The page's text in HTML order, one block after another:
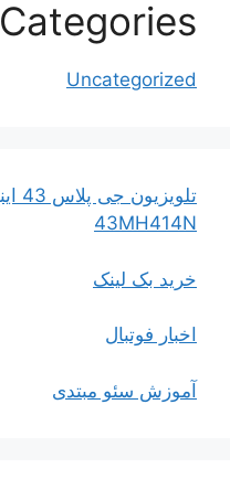
Categories
Uncategorized
43MH414N
خرید بک لینک
اخبار فوتبال
آموزش سئو مبتدی